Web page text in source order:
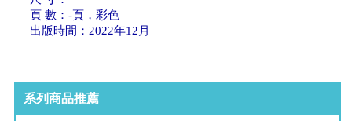
頁 數：-頁，彩色
出版時間：2022年12月
系列商品推薦